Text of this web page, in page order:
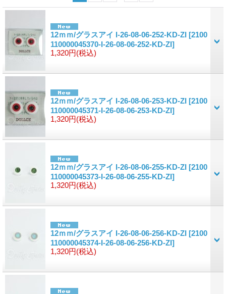
12ｍｍ/グラスアイ I-26-08-06-252-KD-ZI [2100
110000045370-I-26-08-06-252-KD-ZI]
1,320円(税込)
12ｍｍ/グラスアイ I-26-08-06-253-KD-ZI [2100
110000045371-I-26-08-06-253-KD-ZI]
1,320円(税込)
12ｍｍ/グラスアイ I-26-08-06-255-KD-ZI [2100
110000045373-I-26-08-06-255-KD-ZI]
1,320円(税込)
12ｍｍ/グラスアイ I-26-08-06-256-KD-ZI [2100
110000045374-I-26-08-06-256-KD-ZI]
1,320円(税込)